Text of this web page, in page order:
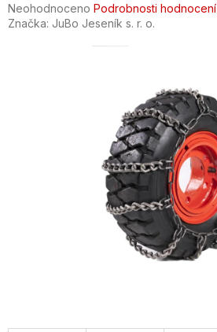
Průměrné
hodnocení
Neohodnoceno Podrobnosti hodnocení
Značka: JuBo Jeseník s. r. o.